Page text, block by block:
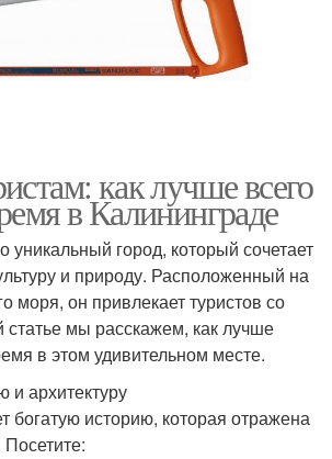
как лучше всего
в Калининграде
уникальный город, который сочетает
и природу. Расположенный на
моря, он привлекает туристов со
статье мы расскажем, как лучше
в этом удивительном месте.
и архитектуру
богатую историю, которая отражена
Посетите: